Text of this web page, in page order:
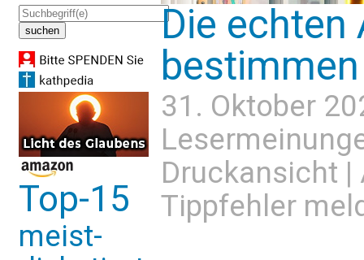
Top-15
meist-
Die echten
31. Oktober
Druckansicht |
Tippfehler